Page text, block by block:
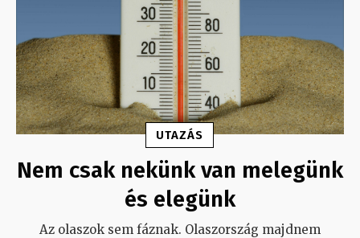
UTAZÁS
Nem csak nekünk van melegünk
és elegünk
Az olaszok sem fáznak. Olaszország majdnem